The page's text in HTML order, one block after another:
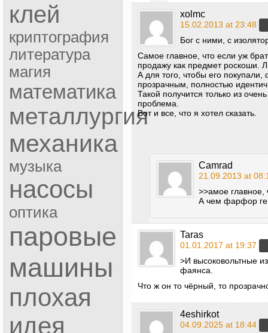
клей
криптография
литература
магия
математика
металлургия
механика
музыка
насосы
оптика
паровые
машины
плохая
идея
xolmc
15.02.2013 at 23:48
Бог с ними, с
Самое главное, что если уж
продажу как предмет роскоши.
А для того, чтобы его
прозрачным, полностью
Такой получится только из
проблема.
Вот и все, что я хотел сказать.
Camrad
21.09.2013 at
>>амое главное,
А чем фарфор
Taras
01.01.2017 at 19:37
>И высоковольтные
фаянса.
Что ж он то чёрный, то
4eshirkot
04.09.2025 at 18:44